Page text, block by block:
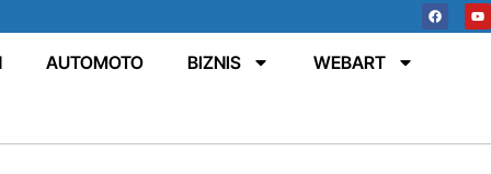
AUTOMOTO BIZNIS WEBART